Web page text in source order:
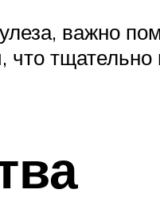
важно
что